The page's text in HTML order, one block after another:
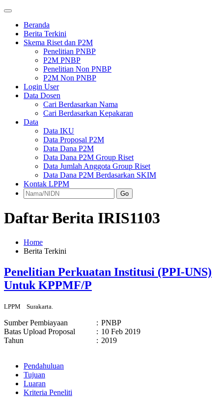
Beranda
Berita Terkini
Skema Riset dan P2M
Penelitian PNBP
P2M PNBP
Penelitian Non PNBP
P2M Non PNBP
Login User
Data Dosen
Cari Berdasarkan Nama
Cari Berdasarkan Kepakaran
Data
Data IKU
Data Proposal P2M
Data Dana P2M
Data Dana P2M Group Riset
Data Jumlah Anggota Group Riset
Data Dana P2M Berdasarkan SKIM
Kontak LPPM
Go
Daftar Berita IRIS1103
Home
Berita Terkini
Penelitian Perkuatan Institusi (PPI-UNS)
Untuk KPPMF/P
LPPM Surakarta.
Sumber Pembiayaan : PNBP
Batas Upload Proposal
: 10 Feb 2019
Tahun
: 2019
Pendahuluan
Tujuan
Luaran
Kriteria Peneliti